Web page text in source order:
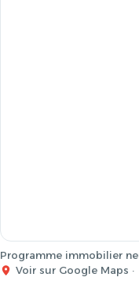
Programme immobilier
Voir sur Google Maps ·